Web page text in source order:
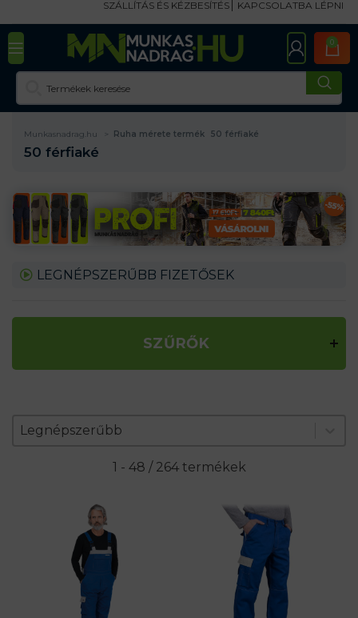
SZÁLLÍTÁS ÉS KÉZBESÍTÉS KAPCSOLATBA LÉPNI
0
Munkasnadrag.hu Ruha mérete termék 50 férfiaké
50 férfiaké
LEGNÉPSZERŰBB FIZETŐSEK
SZŰRŐK
Zoradenie produktov
Sort content
Legnépszerűbb
Sort content
1 - 48 / 264 termékek